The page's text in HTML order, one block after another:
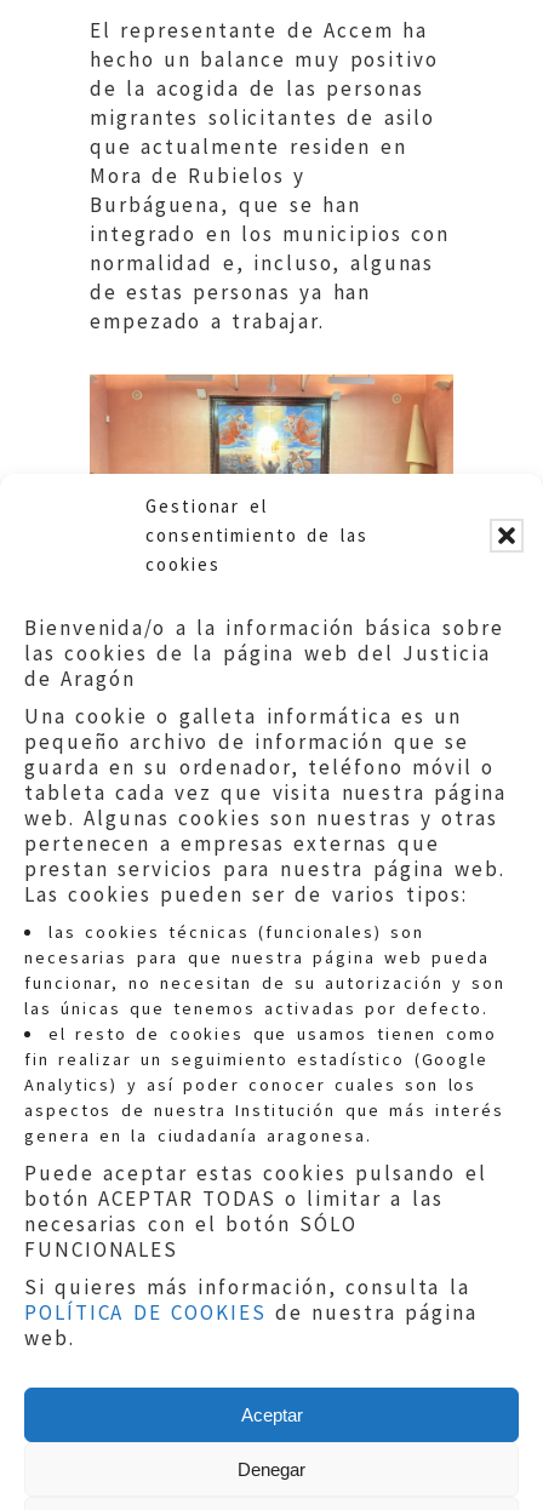
Gestionar el
consentimiento de las
cookies
Bienvenida/o a la información básica sobre
las cookies de la página web del Justicia
de Aragón
Una cookie o galleta informática es un
pequeño archivo de información que se
guarda en su ordenador, teléfono móvil o
tableta cada vez que visita nuestra página
web. Algunas cookies son nuestras y otras
pertenecen a empresas externas que
prestan servicios para nuestra página web.
Las cookies pueden ser de varios tipos:
las cookies técnicas (funcionales) son
necesarias para que nuestra página web pueda
funcionar, no necesitan de su autorización y son
las únicas que tenemos activadas por defecto.
el resto de cookies que usamos tienen como
fin realizar un seguimiento estadístico (Google
Analytics) y así poder conocer cuales son los
aspectos de nuestra Institución que más interés
genera en la ciudadanía aragonesa.
Puede aceptar estas cookies pulsando el
botón ACEPTAR TODAS o limitar a las
necesarias con el botón SÓLO
FUNCIONALES
Si quieres más información, consulta la
POLÍTICA DE COOKIES de nuestra página
web.
Aceptar
Denegar
El representante de Accem ha
hecho un balance muy positivo
de la acogida de las personas
migrantes solicitantes de asilo
que actualmente residen en
Mora de Rubielos y
Burbáguena, que se han
integrado en los municipios con
normalidad e, incluso, algunas
de estas personas ya han
empezado a trabajar.
Quejas:quejas@eljusticiadearagon.es
Información general:
informacion@eljusticiadearagon.es
Teléfonos:900 210 210/
Aviso legal|Política de privacidad|
Protección de Datos
Política de cookies
Copyright © 2019El Justicia de Aragón|
Sephor Consulting